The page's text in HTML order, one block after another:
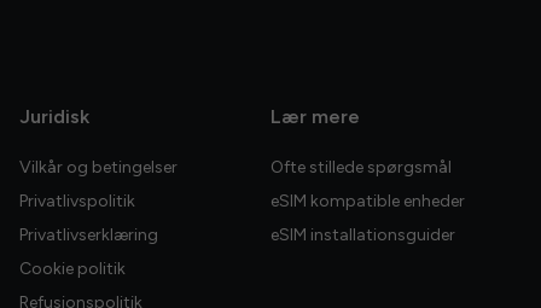
Juridisk
Vilkår og betingelser
Privatlivspolitik
Privatlivserklæring
Cookie politik
Refusionspolitik
Lær mere
Ofte stillede spørgsmål
eSIM kompatible enheder
eSIM installationsguider